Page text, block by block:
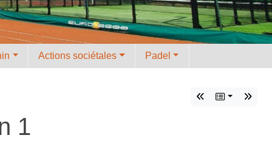
Actions sociétales Padel
1